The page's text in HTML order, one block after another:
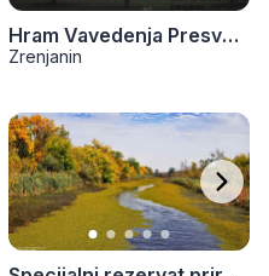
Hram Vavedenja Presvete Bogorodice
Zrenjanin